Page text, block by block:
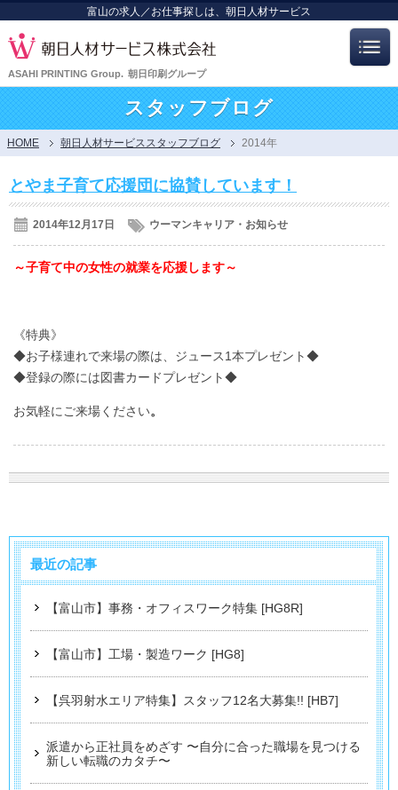
富山の求人／お仕事探しは、朝日人材サービス
ASAHI PRINTING Group. 朝日印刷グループ
スタッフブログ
HOME 朝日人材サービススタッフブログ 2014年
とやま子育て応援団に協賛しています！
2014年12月17日 ウーマンキャリア・お知らせ
～子育て中の女性の就業を応援します～
《特典》
◆お子様連れで来場の際は、ジュース1本プレゼント◆
◆登録の際には図書カードプレゼント◆
お気軽にご来場ください。
最近の記事
【富山市】事務・オフィスワーク特集 [HG8R]
【富山市】工場・製造ワーク [HG8]
【呉羽射水エリア特集】スタッフ12名大募集!! [HB7]
派遣から正社員をめざす 〜自分に合った職場を見つける
新しい転職のカタチ〜